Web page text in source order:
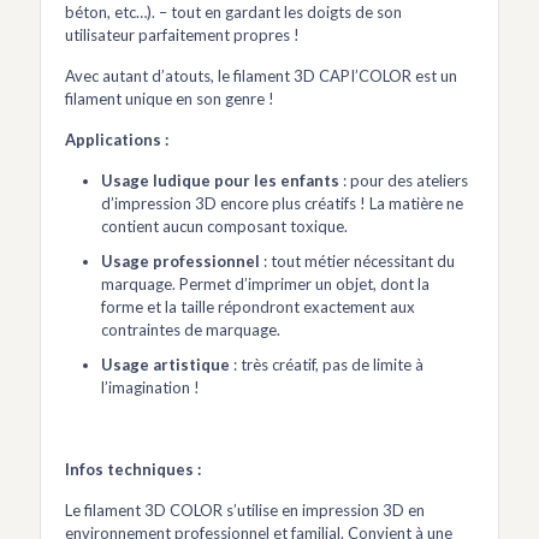
béton, etc…). – tout en gardant les doigts de son
utilisateur parfaitement propres !
Avec autant d’atouts, le filament 3D CAPI’COLOR est un
filament unique en son genre !
Applications :
Usage ludique pour les enfants : pour des ateliers
d’impression 3D encore plus créatifs ! La matière ne
contient aucun composant toxique.
Usage professionnel : tout métier nécessitant du
marquage. Permet d’imprimer un objet, dont la
forme et la taille répondront exactement aux
contraintes de marquage.
Usage artistique : très créatif, pas de limite à
l’imagination !
Infos techniques :
Le filament 3D COLOR s’utilise en impression 3D en
environnement professionnel et familial. Convient à une